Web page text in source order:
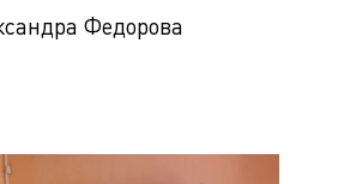
Федорова